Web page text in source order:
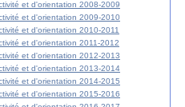
et d'orientation 2008-2009
et d'orientation 2009-2010
et d'orientation 2010-2011
et d'orientation 2011-2012
et d'orientation 2012-2013
et d'orientation 2013-2014
et d'orientation 2014-2015
et d'orientation 2015-2016